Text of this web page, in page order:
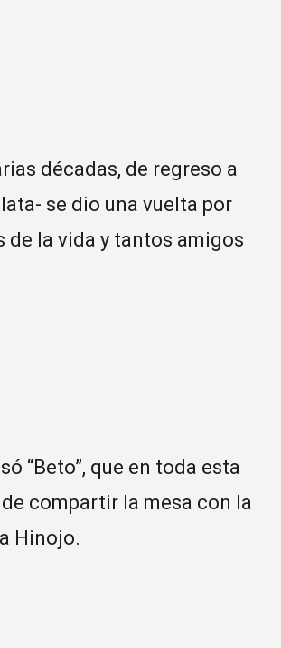
décadas, de regreso a
se dio una vuelta por
la vida y tantos amigos
“Beto”, que en toda esta
compartir la mesa con la
Hinojo.